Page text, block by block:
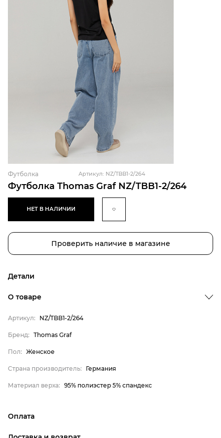
Футболка Thomas Graf NZ/TBB1-2/264
Футболка Артикул: NZ/TBB1-2/264
НЕТ В НАЛИЧИИ
Проверить наличие в магазине
Детали
Thomas Graf
Женское
О товаре
Артикул: NZ/TBB1-2/264
Бренд: Thomas Graf
Пол: Женское
Страна производитель: Германия
Материал верха: 95% полиэстер 5% спандекс
Оплата